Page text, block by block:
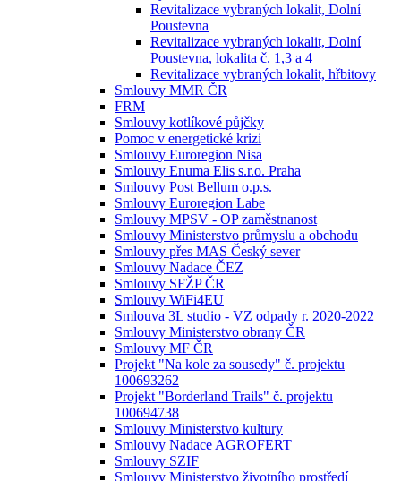
Revitalizace vybraných lokalit, Dolní
Poustevna
Revitalizace vybraných lokalit, Dolní
Poustevna, lokalita č. 1,3 a 4
Revitalizace vybraných lokalit, hřbitovy
Smlouvy MMR ČR
FRM
Smlouvy kotlíkové půjčky
Pomoc v energetické krizi
Smlouvy Euroregion Nisa
Smlouvy Enuma Elis s.r.o. Praha
Smlouvy Post Bellum o.p.s.
Smlouvy Euroregion Labe
Smlouvy MPSV - OP zaměstnanost
Smlouvy Ministerstvo průmyslu a obchodu
Smlouvy přes MAS Český sever
Smlouvy Nadace ČEZ
Smlouvy SFŽP ČR
Smlouvy WiFi4EU
Smlouva 3L studio - VZ odpady r. 2020-2022
Smlouvy Ministerstvo obrany ČR
Smlouvy MF ČR
Projekt "Na kole za sousedy" č. projektu
100693262
Projekt "Borderland Trails" č. projektu
100694738
Smlouvy Ministerstvo kultury
Smlouvy Nadace AGROFERT
Smlouvy SZIF
Smlouvy Ministerstvo životního prostředí